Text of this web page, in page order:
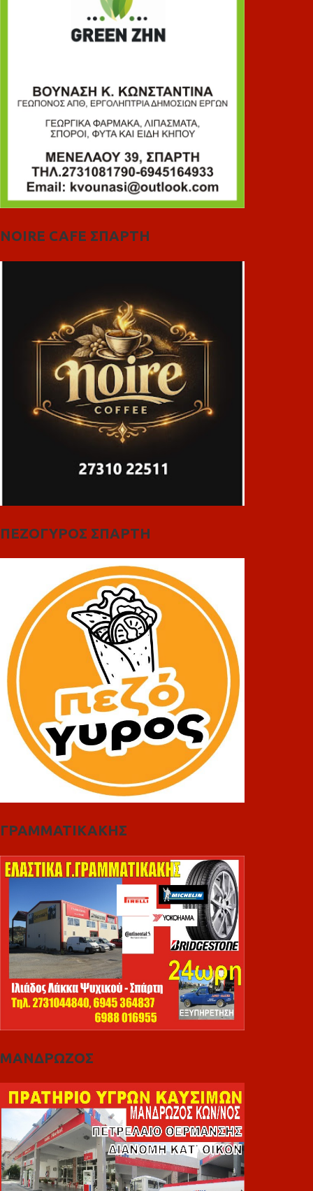
NOIRE CAFE ΣΠΑΡΤΗ
ΠΕΖΟΓΥΡΟΣ ΣΠΑΡΤΗ
ΓΡΑΜΜΑΤΙΚΑΚΗΣ
ΜΑΝΔΡΩΖΟΣ